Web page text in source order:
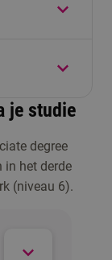
die
door en
Je zorgt
plek en
je studie
degree
in het derde
(niveau 6).